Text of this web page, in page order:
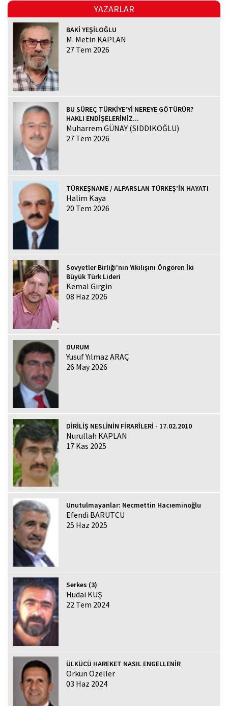
YAZARLAR
BAKİ YEŞİLOĞLU
M. Metin KAPLAN
27 Tem 2026
BU SÜREÇ TÜRKİYE’Yİ NEREYE GÖTÜRÜR?
HAKLI ENDİŞELERİMİZ...
Muharrem GÜNAY (SIDDIKOĞLU)
27 Tem 2026
TÜRKEŞNAME / ALPARSLAN TÜRKEŞ’İN HAYATI
Halim Kaya
20 Tem 2026
Sovyetler Birliği'nin Yıkılışını Öngören İki
Büyük Türk Lideri
Kemal Girgin
08 Haz 2026
DURUM
Yusuf Yılmaz ARAÇ
26 May 2026
DİRİLİŞ NESLİNİN FİRARÎLERİ - 17.02.2010
Nurullah KAPLAN
17 Kas 2025
Unutulmayanlar: Necmettin Hacıeminoğlu
Efendi BARUTCU
25 Haz 2025
Serkes (3)
Hüdai KUŞ
22 Tem 2024
ÜLKÜCÜ HAREKET NASIL ENGELLENİR
Orkun Özeller
03 Haz 2024